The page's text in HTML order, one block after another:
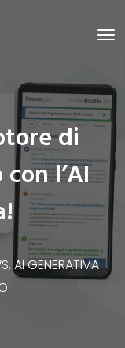
di
l’AI
,AI GENERATIVA